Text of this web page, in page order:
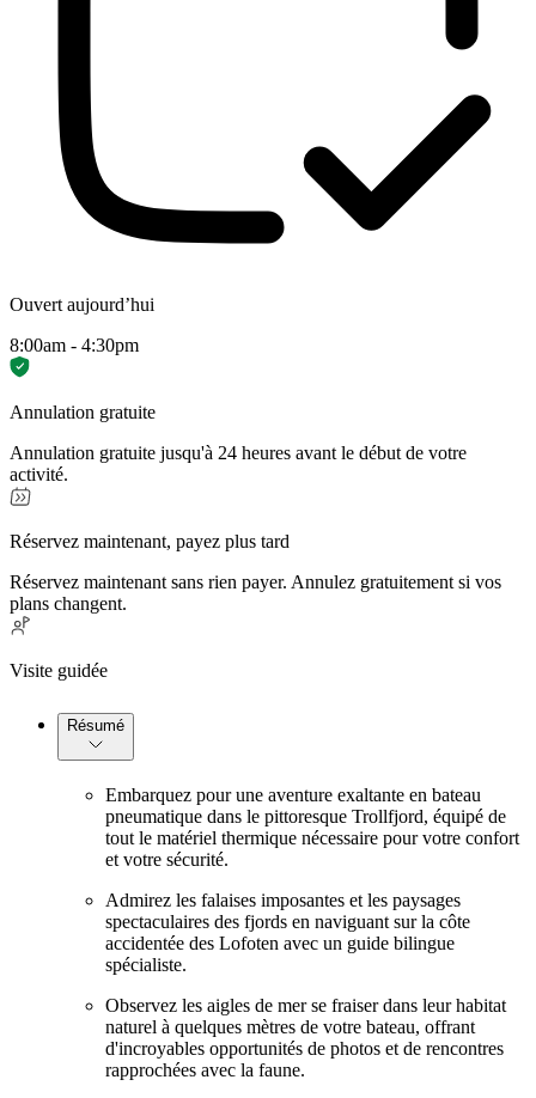
Ouvert aujourd’hui
8:00am - 4:30pm
Annulation gratuite
Annulation gratuite jusqu'à 24 heures avant le début de votre
activité.
Réservez maintenant, payez plus tard
Réservez maintenant sans rien payer. Annulez gratuitement si vos
plans changent.
Visite guidée
Résumé
Embarquez pour une aventure exaltante en bateau
pneumatique dans le pittoresque Trollfjord, équipé de
tout le matériel thermique nécessaire pour votre confort
et votre sécurité.
Admirez les falaises imposantes et les paysages
spectaculaires des fjords en naviguant sur la côte
accidentée des Lofoten avec un guide bilingue
spécialiste.
Observez les aigles de mer se fraiser dans leur habitat
naturel à quelques mètres de votre bateau, offrant
d'incroyables opportunités de photos et de rencontres
rapprochées avec la faune.